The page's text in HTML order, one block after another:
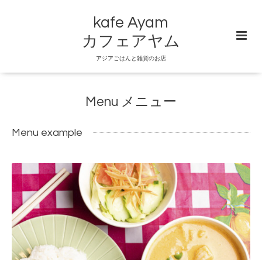
kafe Ayam
カフェアヤム
アジアごはんと雑貨のお店
Menu メニュー
Menu example